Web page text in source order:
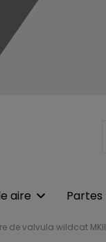
aire Partes
de valvula wildcat MKII